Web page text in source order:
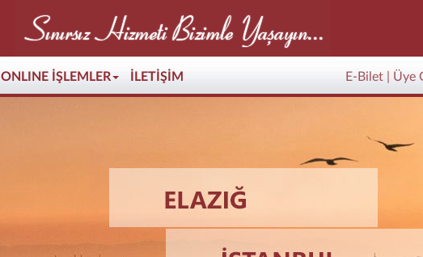
ONLINE İŞLEMLER İLETİŞİM E-Bilet| Üye